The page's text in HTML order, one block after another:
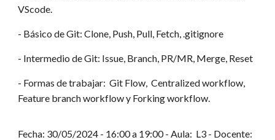
VScode.
- Básico de Git: Clone, Push, Pull, Fetch, .gitignore
- Intermedio de Git: Issue, Branch, PR/MR, Merge, Reset
- Formas de trabajar: Git Flow, Centralized workflow,
Feature branch workflow y Forking workflow.
Fecha: 30/05/2024 - 16:00 a 19:00 - Aula: L3 - Docente: